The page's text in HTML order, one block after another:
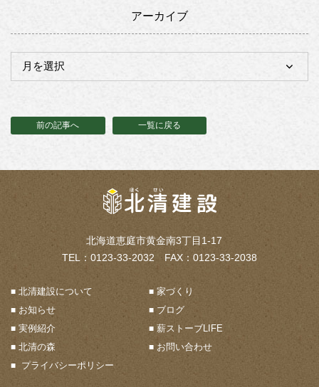
アーカイブ
前の記事へ 一覧に戻る
北海道恵庭市黄金南3丁目1-17
TEL：0123-33-2032 FAX：0123-33-2038
北清建設について
家づくり
お知らせ
ブログ
実例紹介
薪ストーブLIFE
北清の森
お問い合わせ
プライバシーポリシー